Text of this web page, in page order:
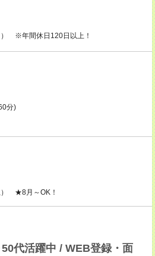
） ※年間休日120日以上！
分)
） ★8月～OK！
代活躍中 / WEB登録・面